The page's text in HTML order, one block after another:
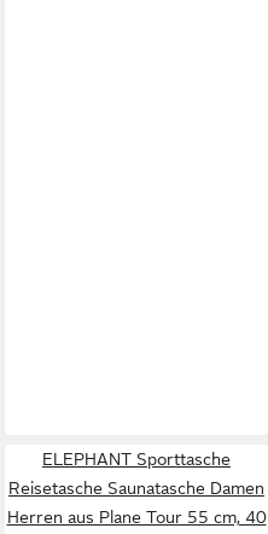
ELEPHANT Sporttasche
Reisetasche Saunatasche Damen
Herren aus Plane Tour 55 cm, 40